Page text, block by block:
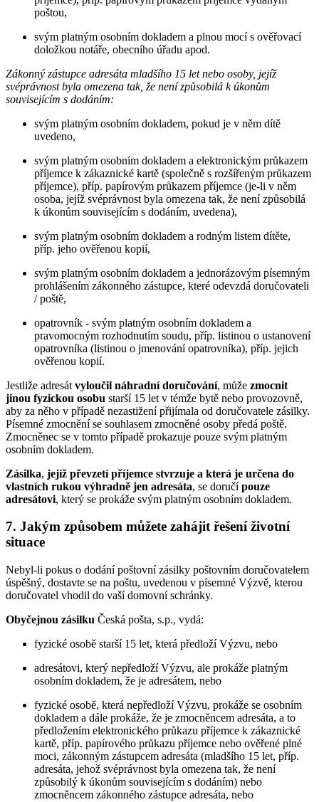
poštou,
svým platným osobním dokladem a plnou mocí s ověřovací
doložkou notáře, obecního úřadu apod.
Zákonný zástupce adresáta mladšího 15 let nebo osoby, jejíž
svéprávnost byla omezena tak, že není způsobilá k úkonům
souvisejícím s dodáním:
svým platným osobním dokladem, pokud je v něm dítě
uvedeno,
svým platným osobním dokladem a elektronickým průkazem
příjemce k zákaznické kartě (společně s rozšířeným průkazem
příjemce), příp. papírovým průkazem příjemce (je-li v něm
osoba, jejíž svéprávnost byla omezena tak, že není způsobilá
k úkonům souvisejícím s dodáním, uvedena),
svým platným osobním dokladem a rodným listem dítěte,
příp. jeho ověřenou kopií,
svým platným osobním dokladem a jednorázovým písemným
prohlášením zákonného zástupce, které odevzdá doručovateli
/ poště,
opatrovník - svým platným osobním dokladem a
pravomocným rozhodnutím soudu, příp. listinou o ustanovení
opatrovníka (listinou o jmenování opatrovníka), příp. jejich
ověřenou kopií.
Jestliže adresát vyloučil náhradní doručování, může zmocnit
jinou fyzickou osobu starší 15 let v témže bytě nebo provozovně,
aby za něho v případě nezastižení přijímala od doručovatele zásilky.
Písemné zmocnění se souhlasem zmocněné osoby předá poště.
Zmocněnec se v tomto případě prokazuje pouze svým platným
osobním dokladem.
Zásilka, jejíž převzetí příjemce stvrzuje a která je určena do
vlastních rukou výhradně jen adresáta, se doručípouze
adresátovi, který se prokáže svým platným osobním dokladem.
7. Jakým způsobem můžete zahájit řešení životní
situace
Nebyl-li pokus o dodání poštovní zásilky poštovním doručovatelem
úspěšný, dostavte se na poštu, uvedenou v písemné Výzvě, kterou
doručovatel vhodil do vaší domovní schránky.
Obyčejnou zásilku Česká pošta, s.p., vydá:
fyzické osobě starší 15 let, která předloží Výzvu, nebo
adresátovi, který nepředloží Výzvu, ale prokáže platným
osobním dokladem, že je adresátem, nebo
fyzické osobě, která nepředloží Výzvu, prokáže se osobním
dokladem a dále prokáže, že je zmocněncem adresáta, a to
předložením elektronického průkazu příjemce k zákaznické
kartě, příp. papírového průkazu příjemce nebo ověřené plné
moci, zákonným zástupcem adresáta (mladšího 15 let, příp.
adresáta, jehož svéprávnost byla omezena tak, že není
způsobilý k úkonům souvisejícím s dodáním) nebo
zmocněncem zákonného zástupce adresáta, nebo